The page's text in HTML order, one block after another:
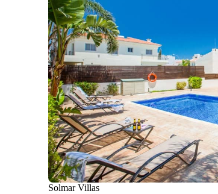
Solmar Villas